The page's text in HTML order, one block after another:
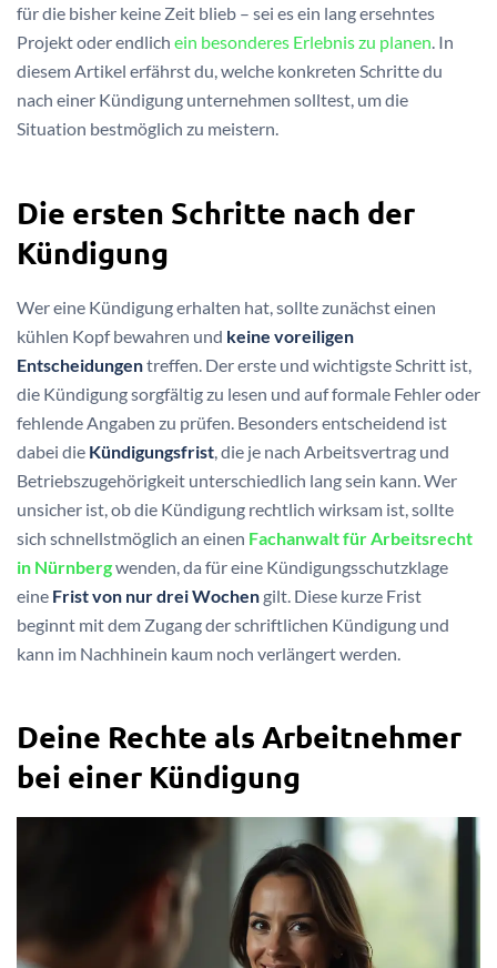
für die bisher keine Zeit blieb – sei es ein lang ersehntes
Projekt oder endlich ein besonderes Erlebnis zu planen. In
diesem Artikel erfährst du, welche konkreten Schritte du
nach einer Kündigung unternehmen solltest, um die
Situation bestmöglich zu meistern.
Die ersten Schritte nach der
Kündigung
Wer eine Kündigung erhalten hat, sollte zunächst einen
kühlen Kopf bewahren und keine voreiligen
Entscheidungentreffen. Der erste und wichtigste Schritt ist,
die Kündigung sorgfältig zu lesen und auf formale Fehler oder
fehlende Angaben zu prüfen. Besonders entscheidend ist
dabei die Kündigungsfrist , die je nach Arbeitsvertrag und
Betriebszugehörigkeit unterschiedlich lang sein kann. Wer
unsicher ist, ob die Kündigung rechtlich wirksam ist, sollte
sich schnellstmöglich an einen Fachanwalt für Arbeitsrecht
in Nürnbergwenden, da für eine Kündigungsschutzklage
eine Frist von nur drei Wochen gilt. Diese kurze Frist
beginnt mit dem Zugang der schriftlichen Kündigung und
kann im Nachhinein kaum noch verlängert werden.
Deine Rechte als Arbeitnehmer
bei einer Kündigung